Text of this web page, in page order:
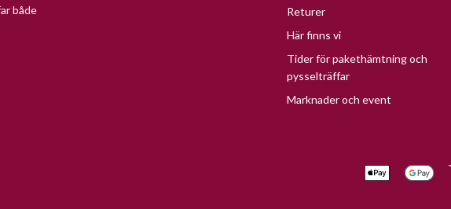
både
Returer
Här finns vi
Tider för pakethämtning och
pysselträffar
Marknader och event